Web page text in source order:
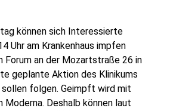
können sich Interessierte
Uhr am Krankenhaus impfen
Forum an der Mozartstraße 26 in
geplante Aktion des Klinikums
folgen. Geimpft wird mit
Deshalb können laut